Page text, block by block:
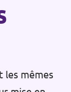
les mêmes